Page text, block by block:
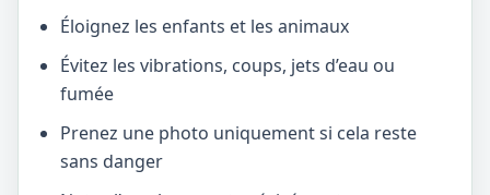
Éloignez les enfants et les animaux
Évitez les vibrations, coups, jets d’eau ou
fumée
Prenez une photo uniquement si cela reste
sans danger